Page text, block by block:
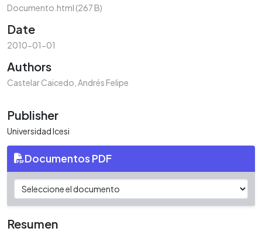
Documento.html (267 B)
Date
2010-01-01
Authors
Castelar Caicedo, Andrés Felipe
Publisher
Universidad Icesi
Documentos PDF
Resumen